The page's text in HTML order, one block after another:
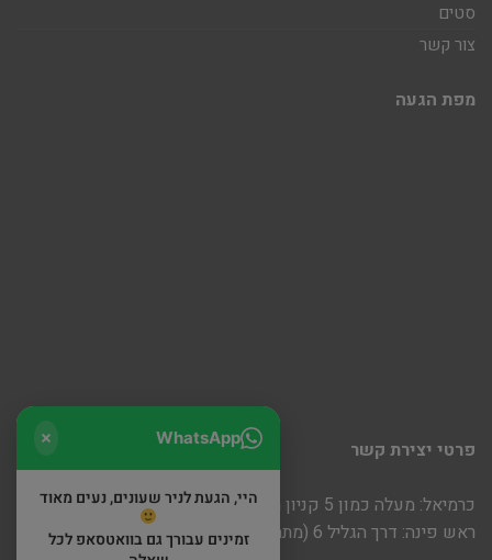
סטים
צור קשר
מפת הגעה
פרטי יצירת קשר
כרמיאל: מעלה כמון 5 קניון חוצות
ראש פינה: דרך הגליל 6 (מתחם שופינה)
WhatsApp
היי, הגעת לניר שעונים, נעים מאוד
זמינים עבורך גם בוואטסאפ לכל